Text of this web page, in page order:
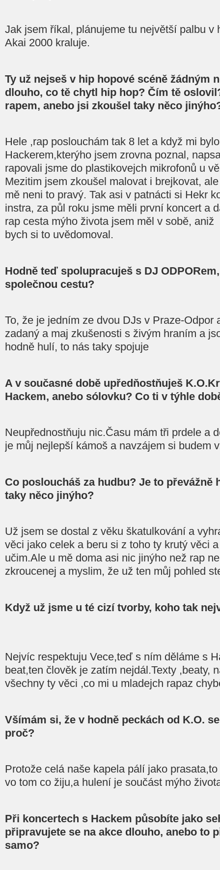
Jak jsem říkal, plánujeme tu největší palbu v
Akai 2000 kraluje.
Ty už nejseš v hip hopové scéně žádným
dlouho, co tě chytl hip hop? Čím tě
rapem, anebo jsi zkoušel taky něco
Hele ,rap poslouchám tak 8 let a když mi
Hackerem,kterýho jsem zrovna poznal,
rapovali jsme do plastikovejch mikrofonů u
Mezitim jsem zkoušel malovat i brejkovat,
mě neni to pravý. Tak asi v patnácti si Hekr
instra, za půl roku jsme měli první koncert a
rap cesta mýho života jsem měl v sobě, aniž
bych si to uvědomoval.
Hodně teď spolupracuješ s DJ
společnou cestu?
To, že je jedním ze dvou DJs v Praze-Odpor
zadaný a maj zkušenosti s živým hraním a
hodně hulí, to nás taky spojuje
A v současné době upředňostňuješ
Hackem, anebo sólovku? Co ti v týhle
Neupřednostňuju nic.Času mám tři prdele a
je můj nejlepší kámoš a navzájem si budem
Co posloucháš za hudbu? Je to převážně
taky něco jinýho?
Už jsem se dostal z věku škatulkování a
věci jako celek a beru si z toho ty krutý věci
učim.Ale u mě doma asi nic jinýho než rap
zkroucenej a myslim, že už ten můj pohled
Když už jsme u té cizí tvorby, koho tak
Nejvíc respektuju Vece,teď s ním děláme s
beat,ten člověk je zatím nejdál.Texty ,beaty,
všechny ty věci ,co mi u mladejch rapaz
Všímám si, že v hodně peckách od K.O.
proč?
Protože celá naše kapela pálí jako
vo tom co žiju,a hulení je součást mýho
Při koncertech s Hackem působíte jako
připravujete se na akce dlouho, anebo to
samo?